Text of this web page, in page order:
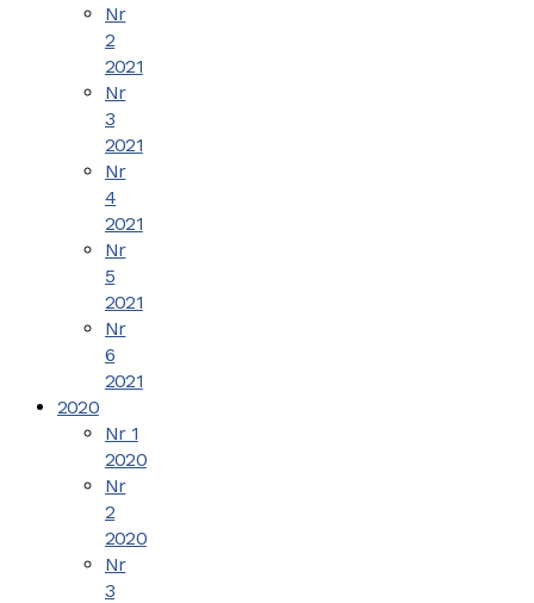
Nr
2
2021
Nr
3
2021
Nr
4
2021
Nr
5
2021
Nr
6
2021
2020
Nr 1
2020
Nr
2
2020
Nr
3